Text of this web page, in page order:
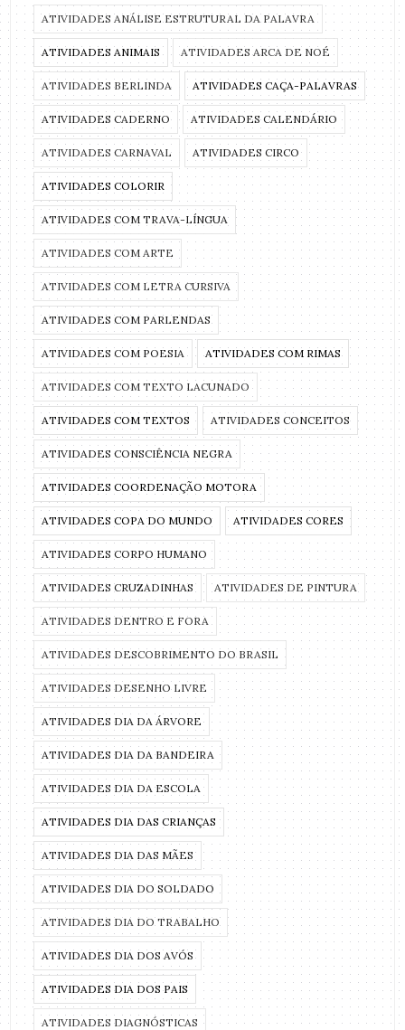
ATIVIDADES ANÁLISE ESTRUTURAL DA PALAVRA
ATIVIDADES ANIMAIS ATIVIDADES ARCA DE NOÉ
ATIVIDADES BERLINDA ATIVIDADES CAÇA-PALAVRAS
ATIVIDADES CADERNO ATIVIDADES CALENDÁRIO
ATIVIDADES CARNAVAL ATIVIDADES CIRCO
ATIVIDADES COLORIR
ATIVIDADES COM TRAVA-LÍNGUA
ATIVIDADES COM ARTE
ATIVIDADES COM LETRA CURSIVA
ATIVIDADES COM PARLENDAS
ATIVIDADES COM POESIA ATIVIDADES COM RIMAS
ATIVIDADES COM TEXTO LACUNADO
ATIVIDADES COM TEXTOS ATIVIDADES CONCEITOS
ATIVIDADES CONSCIÊNCIA NEGRA
ATIVIDADES COORDENAÇÃO MOTORA
ATIVIDADES COPA DO MUNDO ATIVIDADES CORES
ATIVIDADES CORPO HUMANO
ATIVIDADES CRUZADINHAS ATIVIDADES DE PINTURA
ATIVIDADES DENTRO E FORA
ATIVIDADES DESCOBRIMENTO DO BRASIL
ATIVIDADES DESENHO LIVRE
ATIVIDADES DIA DA ÁRVORE
ATIVIDADES DIA DA BANDEIRA
ATIVIDADES DIA DA ESCOLA
ATIVIDADES DIA DAS CRIANÇAS
ATIVIDADES DIA DAS MÃES
ATIVIDADES DIA DO SOLDADO
ATIVIDADES DIA DO TRABALHO
ATIVIDADES DIA DOS AVÓS
ATIVIDADES DIA DOS PAIS
ATIVIDADES DIAGNÓSTICAS